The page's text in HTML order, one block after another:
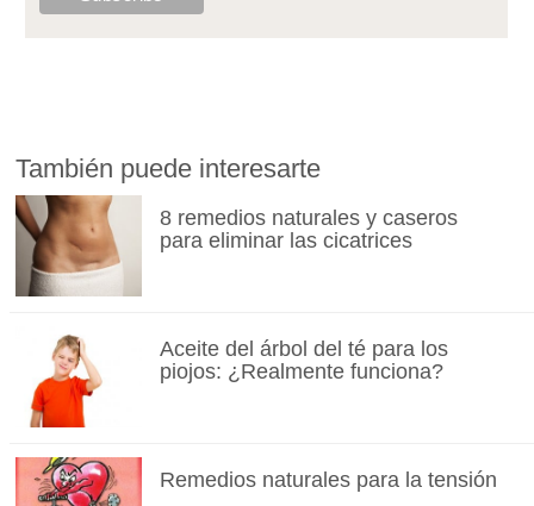
También puede interesarte
8 remedios naturales y caseros
para eliminar las cicatrices
Aceite del árbol del té para los
piojos: ¿Realmente funciona?
Remedios naturales para la tensión